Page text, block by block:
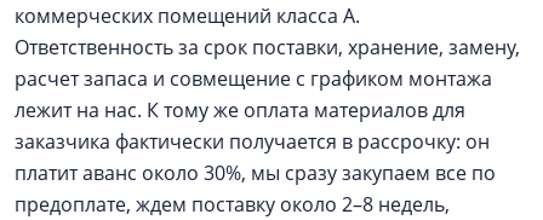
коммерческих помещений класса А.
Ответственность за срок поставки, хранение, замену,
расчет запаса и совмещение с графиком монтажа
лежит на нас. К тому же оплата материалов для
заказчика фактически получается в рассрочку: он
платит аванс около 30%, мы сразу закупаем все по
предоплате, ждем поставку около 2–8 недель,